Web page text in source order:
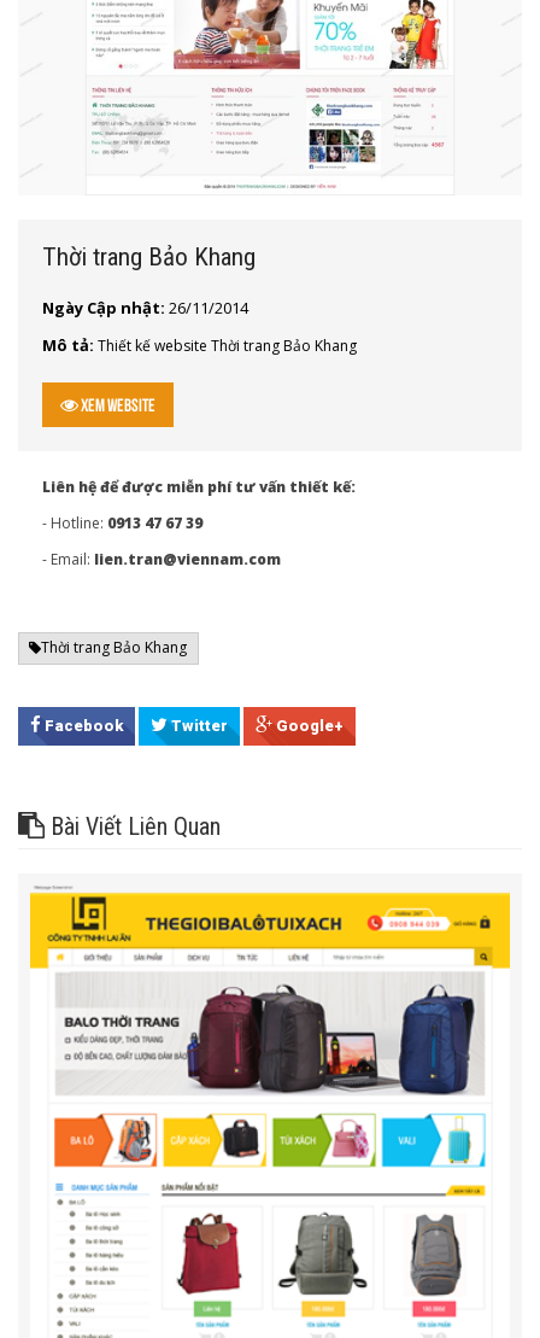
Thời trang Bảo Khang
Ngày Cập nhật: 26/11/2014
Mô tả: Thiết kế website Thời trang Bảo Khang
Xem Website
Liên hệ để được miễn phí tư vấn thiết kế:
- Hotline: 0913 47 67 39
- Email: lien.tran@viennam.com
Thời trang Bảo Khang
Facebook Twitter Google+
Bài Viết Liên Quan